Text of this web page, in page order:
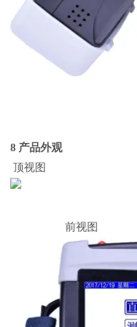
并向
8 产品外观
顶视图
前视图